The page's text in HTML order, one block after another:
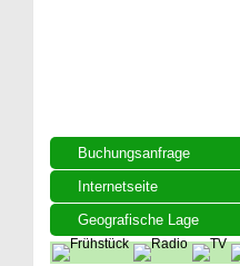
Buchungsanfrage
Internetseite
Geografische Lage